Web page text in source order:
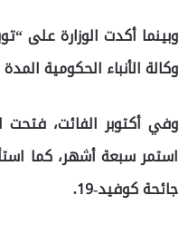
وبينما أكدت الوزارة على
وكالة الأنباء الحكومية
وفي أكتوبر الفائت،
استمر سبعة أشهر، كما
جائحة كوفيد-19.